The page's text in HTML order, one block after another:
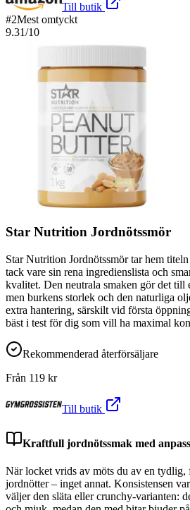
Till butik
#2Mest omtyckt
9.31/10
Star Nutrition Jordnötssmör
Star Nutrition Jordnötssmör tar hem
tack vare sin rena ingredienslista och
kvalitet. Den neutrala smaken gör det till
men burkens storlek och den naturliga
extra hantering, särskilt vid första
bäst i test för dig som vill ha maximal
Rekommenderad återförsäljare
Från 119 kr
Till butik
Kraftfull jordnötssmak med
När locket vrids av möts du av en
jordnötter – inget annat. Konsistensen
väljer den släta eller crunchy-varianten: